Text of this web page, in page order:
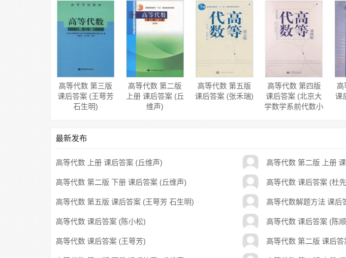
高等代数 第三版
课后答案 (王萼芳
石生明)
高等代数 第二版
上册 课后答案 (丘
维声)
高等代数 第五版
课后答案 (张禾瑞)
高等代数 第四版
课后答案 (北京大
学数学系前代数小
高
课
最新发布
高等代数 上册 课后答案 (丘维声) 高等代数 第二版 上册
高等代数 第二版 下册 课后答案 (丘维声) 高等代数 课后答案 (杜
高等代数 第五版 课后答案 (王萼芳 石生明) 高等代数解题方法 课后
高等代数 课后答案 (陈小松) 高等代数 课后答案 (陈
高等代数 课后答案 (王萼芳) 高等代数 第二版 课后答